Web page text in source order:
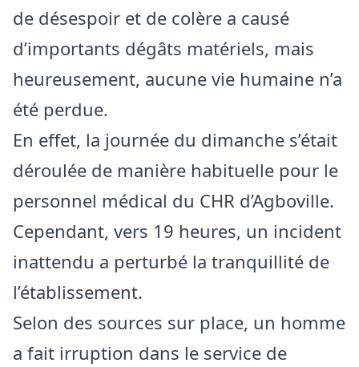
de désespoir et de colère a causé
d’importants dégâts matériels, mais
heureusement, aucune vie humaine n’a
été perdue.
En effet, la journée du dimanche s’était
déroulée de manière habituelle pour le
personnel médical du CHR d’Agboville.
Cependant, vers 19 heures, un incident
inattendu a perturbé la tranquillité de
l’établissement.
Selon des sources sur place, un homme
a fait irruption dans le service de